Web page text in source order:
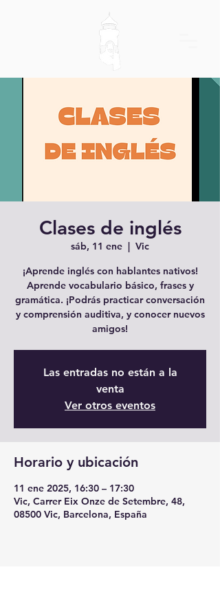
Clases de inglés
sáb, 11 ene
  |
Vic
¡Aprende inglés con hablantes nativos!
Aprende vocabulario básico, frases y
gramática. ¡Podrás practicar conversación
y comprensión auditiva, y conocer nuevos
amigos!
Las entradas no están a la
venta
Ver otros eventos
Horario y ubicación
11 ene 2025, 16:30 – 17:30
Vic, Carrer Eix Onze de Setembre, 48,
08500 Vic, Barcelona, España